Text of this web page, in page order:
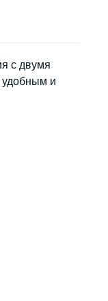
с двумя
удобным и